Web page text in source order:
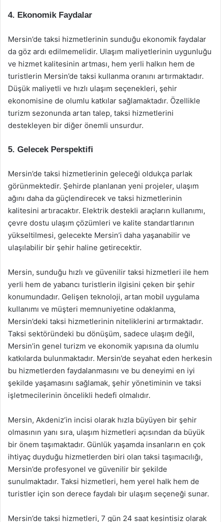
4. Ekonomik Faydalar
Mersin’de taksi hizmetlerinin sunduğu ekonomik faydalar
da göz ardı edilmemelidir. Ulaşım maliyetlerinin uygunluğu
ve hizmet kalitesinin artması, hem yerli halkın hem de
turistlerin Mersin’de taksi kullanma oranını artırmaktadır.
Düşük maliyetli ve hızlı ulaşım seçenekleri, şehir
ekonomisine de olumlu katkılar sağlamaktadır. Özellikle
turizm sezonunda artan talep, taksi hizmetlerini
destekleyen bir diğer önemli unsurdur.
5. Gelecek Perspektifi
Mersin’de taksi hizmetlerinin geleceği oldukça parlak
görünmektedir. Şehirde planlanan yeni projeler, ulaşım
ağını daha da güçlendirecek ve taksi hizmetlerinin
kalitesini artıracaktır. Elektrik destekli araçların kullanımı,
çevre dostu ulaşım çözümleri ve kalite standartlarının
yükseltilmesi, gelecekte Mersin’i daha yaşanabilir ve
ulaşılabilir bir şehir haline getirecektir.
Mersin, sunduğu hızlı ve güvenilir taksi hizmetleri ile hem
yerli hem de yabancı turistlerin ilgisini çeken bir şehir
konumundadır. Gelişen teknoloji, artan mobil uygulama
kullanımı ve müşteri memnuniyetine odaklanma,
Mersin’deki taksi hizmetlerinin niteliklerini artırmaktadır.
Taksi sektöründeki bu dönüşüm, sadece ulaşım değil,
Mersin’in genel turizm ve ekonomik yapısına da olumlu
katkılarda bulunmaktadır. Mersin’de seyahat eden herkesin
bu hizmetlerden faydalanmasını ve bu deneyimi en iyi
şekilde yaşamasını sağlamak, şehir yönetiminin ve taksi
işletmecilerinin öncelikli hedefi olmalıdır.
Mersin, Akdeniz’in incisi olarak hızla büyüyen bir şehir
olmasının yanı sıra, ulaşım hizmetleri açısından da büyük
bir önem taşımaktadır. Günlük yaşamda insanların en çok
ihtiyaç duyduğu hizmetlerden biri olan taksi taşımacılığı,
Mersin’de profesyonel ve güvenilir bir şekilde
sunulmaktadır. Taksi hizmetleri, hem yerel halk hem de
turistler için son derece faydalı bir ulaşım seçeneği sunar.
Mersin’de taksi hizmetleri, 7 gün 24 saat kesintisiz olarak